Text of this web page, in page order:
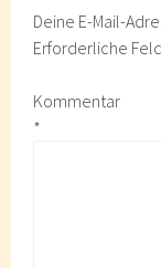
Deine E-Mail-
Erforderliche
Kommentar
*